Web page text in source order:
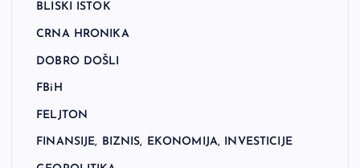
BLISKI ISTOK
CRNA HRONIKA
DOBRO DOŠLI
FBiH
FELJTON
FINANSIJE, BIZNIS, EKONOMIJA, INVESTICIJE